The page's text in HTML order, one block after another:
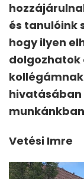
és tanulóink
hogy ilyen
dolgozhatok
hivatásában
Vetési Imre